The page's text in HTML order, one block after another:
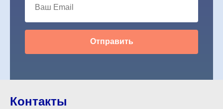
Отправить
Контакты